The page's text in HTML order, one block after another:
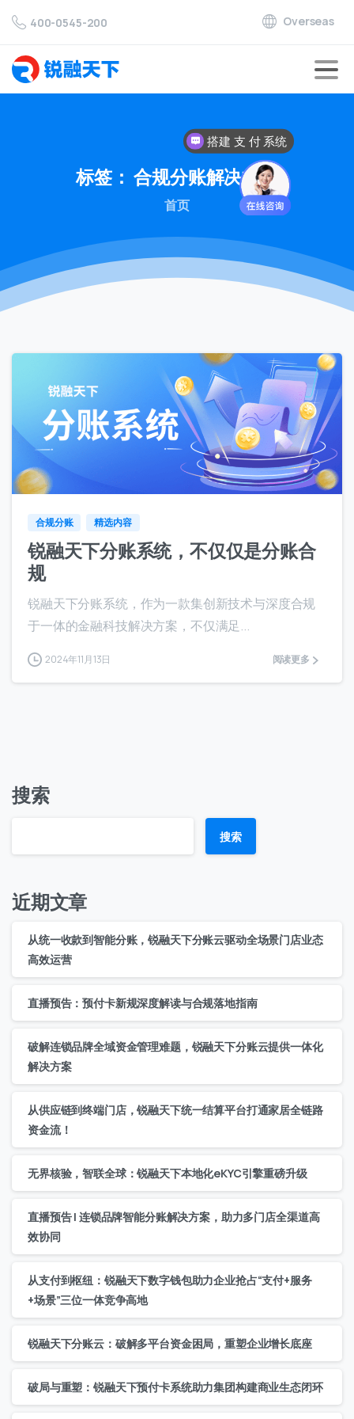
400-0545-200 Overseas
标签： 合规分账解决方案
首页
8
合规分账 精选内容
锐融天下分账系统，不仅仅是分账合
规
锐融天下分账系统，作为一款集创新技术与深度合规
于一体的金融科技解决方案，不仅满足...
2024年11月13日 阅读更多
搜索
搜索
近期文章
从统一收款到智能分账，锐融天下分账云驱动全场景门店业态
高效运营
直播预告：预付卡新规深度解读与合规落地指南
破解连锁品牌全域资金管理难题，锐融天下分账云提供一体化
解决方案
从供应链到终端门店，锐融天下统一结算平台打通家居全链路
资金流！
无界核验，智联全球：锐融天下本地化eKYC引擎重磅升级
直播预告 | 连锁品牌智能分账解决方案，助力多门店全渠道高
效协同
从支付到枢纽：锐融天下数字钱包助力企业抢占“支付+服务
+场景”三位一体竞争高地
锐融天下分账云：破解多平台资金困局，重塑企业增长底座
破局与重塑：锐融天下预付卡系统助力集团构建商业生态闭环
搭建 支 付 系统